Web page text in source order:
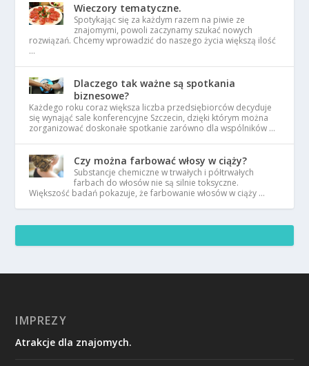
Wieczory tematyczne.
Spotykając się za każdym razem na piwie ze
znajomymi, powoli zaczynamy szukać nowych
rozwiązań. Chcemy wprowadzić do naszego życia większą ilość
…
Dlaczego tak ważne są spotkania
biznesowe?
Każdego roku coraz większa liczba przedsiębiorców decyduje
się wynająć sale konferencyjne Szczecin, dzięki którym można
zorganizować doskonałe spotkanie zarówno dla wspólników …
Czy można farbować włosy w ciąży?
Substancje chemiczne w trwałych i półtrwałych
farbach do włosów nie są silnie toksyczne.
Większość badań pokazuje, że farbowanie włosów w ciąży …
IMPREZY
Atrakcje dla znajomych.